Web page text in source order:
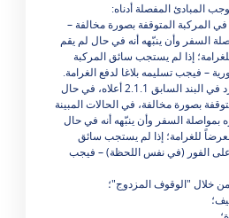
المبادئ المفصلة أدناه:
في المركبة المتوقفة بصورة مخالفة –
السفر وأن ينبّهه أنه في حال لم يقم
إذا لم يستجب سائق المركبة
– فيجب تسليمه بلاغا لدفع الغرامة.
2.1.2. دون الانتقاص مما ورد في البند السابق 2.1.1 أعلاه، في حال
بصورة مخالفة، في الحالات المبينة
بمواصلة السفر وأن ينبّهه أنه في حال
للغرامة؛ إذا لم يستجب سائق
على الفور (في نفس اللحظة) – فيجب